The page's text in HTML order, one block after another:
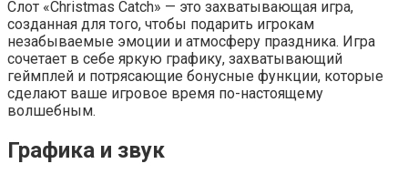
Слот «Christmas Catch» — это захватывающая игра,
созданная для того, чтобы подарить игрокам
незабываемые эмоции и атмосферу праздника. Игра
сочетает в себе яркую графику, захватывающий
геймплей и потрясающие бонусные функции, которые
сделают ваше игровое время по-настоящему
волшебным.
Графика и звук